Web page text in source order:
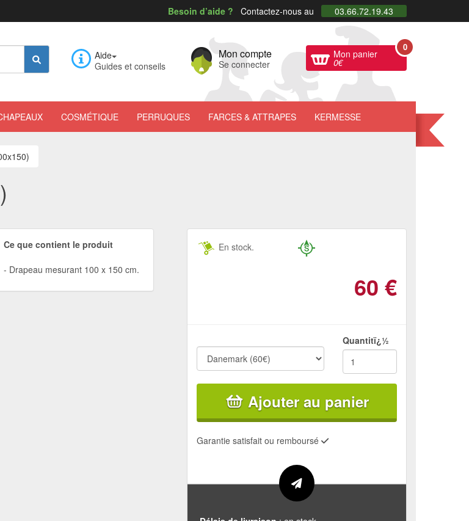
Besoin d’aide ? Contactez-nous au 03.66.72.19.43
Aide
Guides et conseils
Mon compte
Se connecter
Mon panier
0€
0
COSMÉTIQUE PERRUQUES FARCES & ATTRAPES KERMESSE
Ce que contient le produit
Drapeau mesurant 100 x 150 cm.
En stock.
60 €
Quantitï¿½
Ajouter au panier
Garantie satisfait ou remboursé